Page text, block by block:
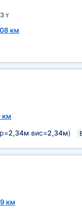
т
км
км
2,34м вис=2,34м)
км